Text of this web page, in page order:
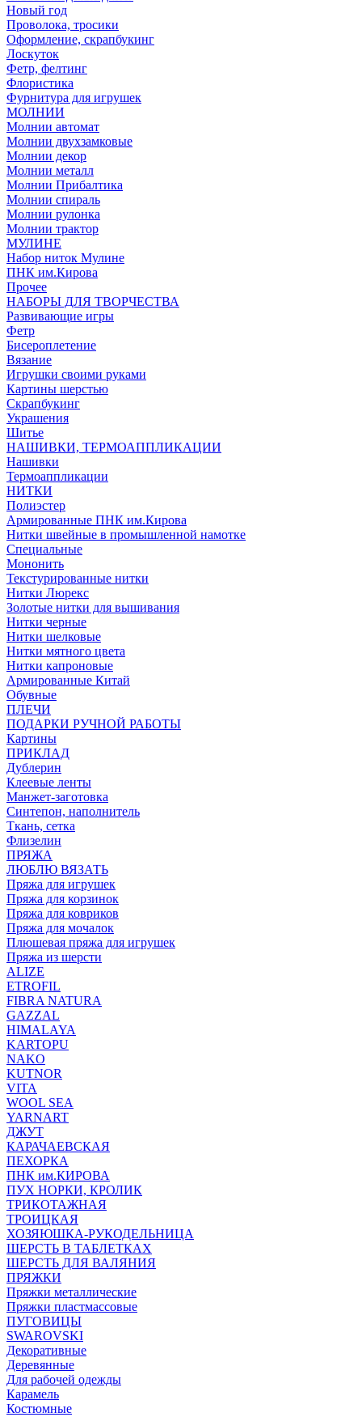
Новый год
Проволока, тросики
Оформление, скрапбукинг
Лоскуток
Фетр, фелтинг
Флористика
Фурнитура для игрушек
МОЛНИИ
Молнии автомат
Молнии двухзамковые
Молнии декор
Молнии металл
Молнии Прибалтика
Молнии спираль
Молнии рулонка
Молнии трактор
МУЛИНЕ
Набор ниток Мулине
ПНК им.Кирова
Прочее
НАБОРЫ ДЛЯ ТВОРЧЕСТВА
Развивающие игры
Фетр
Бисероплетение
Вязание
Игрушки своими руками
Картины шерстью
Скрапбукинг
Украшения
Шитье
НАШИВКИ, ТЕРМОАППЛИКАЦИИ
Нашивки
Термоаппликации
НИТКИ
Полиэстер
Армированные ПНК им.Кирова
Нитки швейные в промышленной намотке
Специальные
Мононить
Текстурированные нитки
Нитки Люрекс
Золотые нитки для вышивания
Нитки черные
Нитки шелковые
Нитки мятного цвета
Нитки капроновые
Армированные Китай
Обувные
ПЛЕЧИ
ПОДАРКИ РУЧНОЙ РАБОТЫ
Картины
ПРИКЛАД
Дублерин
Клеевые ленты
Манжет-заготовка
Синтепон, наполнитель
Ткань, сетка
Флизелин
ПРЯЖА
ЛЮБЛЮ ВЯЗАТЬ
Пряжа для игрушек
Пряжа для корзинок
Пряжа для ковриков
Пряжа для мочалок
Плюшевая пряжа для игрушек
Пряжа из шерсти
ALIZE
ETROFIL
FIBRA NATURA
GAZZAL
HIMALAYA
KARTOPU
NAKO
KUTNOR
VITA
WOOL SEA
YARNART
ДЖУТ
КАРАЧАЕВСКАЯ
ПЕХОРКА
ПНК им.КИРОВА
ПУХ НОРКИ, КРОЛИК
ТРИКОТАЖНАЯ
ТРОИЦКАЯ
ХОЗЯЮШКА-РУКОДЕЛЬНИЦА
ШЕРСТЬ В ТАБЛЕТКАХ
ШЕРСТЬ ДЛЯ ВАЛЯНИЯ
ПРЯЖКИ
Пряжки металлические
Пряжки пластмассовые
ПУГОВИЦЫ
SWAROVSKI
Декоративные
Деревянные
Для рабочей одежды
Карамель
Костюмные